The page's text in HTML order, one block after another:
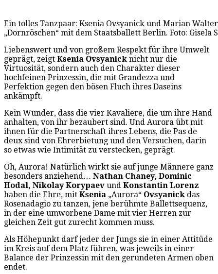
Ein tolles Tanzpaar: Ksenia Ovsyanick und Marian
„Dornröschen“ mit dem Staatsballett Berlin. Foto: Gisela
Liebenswert und von großem Respekt für ihre Umwelt
geprägt, zeigt Ksenia Ovsyanick nicht nur die
Virtuosität, sondern auch den Charakter dieser
hochfeinen Prinzessin, die mit Grandezza und
Perfektion gegen den bösen Fluch ihres Daseins
ankämpft.
Kein Wunder, dass die vier Kavaliere, die um ihre Hand
anhalten, von ihr bezaubert sind. Und Aurora übt mit
ihnen für die Partnerschaft ihres Lebens, die Pas de
deux sind von Ehrerbietung und den Versuchen, darin
so etwas wie Intimität zu verstecken, geprägt.
Oh, Aurora! Natürlich wirkt sie auf junge Männere ganz
besonders anziehend… Nathan Chaney, Dominic
Hodal, Nikolay Korypaev und Konstantin Lorenz
haben die Ehre, mit Ksenia „Aurora“ Ovsyanick das
Rosenadagio zu tanzen, jene berühmte Ballettsequenz,
in der eine umworbene Dame mit vier Herren zur
gleichen Zeit gut zurecht kommen muss.
Als Höhepunkt darf jeder der Jungs sie in einer Attitüde
im Kreis auf dem Platz führen, was jeweils in einer
Balance der Prinzessin mit den gerundeten Armen oben
endet.